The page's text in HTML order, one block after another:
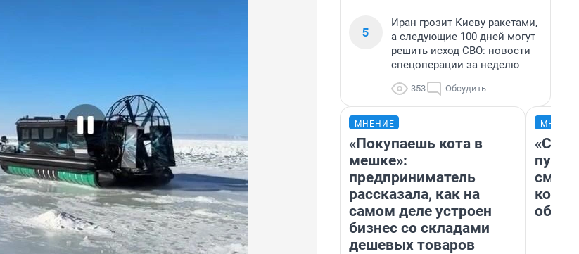
5
Иран грозит Киеву ракетами,
а следующие 100 дней могут
решить исход СВО: новости
спецоперации за неделю
353 Обсудить
МНЕНИЕ
«Покупаешь кота в
мешке»:
предприниматель
рассказала, как на
самом деле устроен
бизнес со складами
дешевых товаров